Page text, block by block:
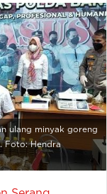
ulang minyak goreng
Foto: Hendra